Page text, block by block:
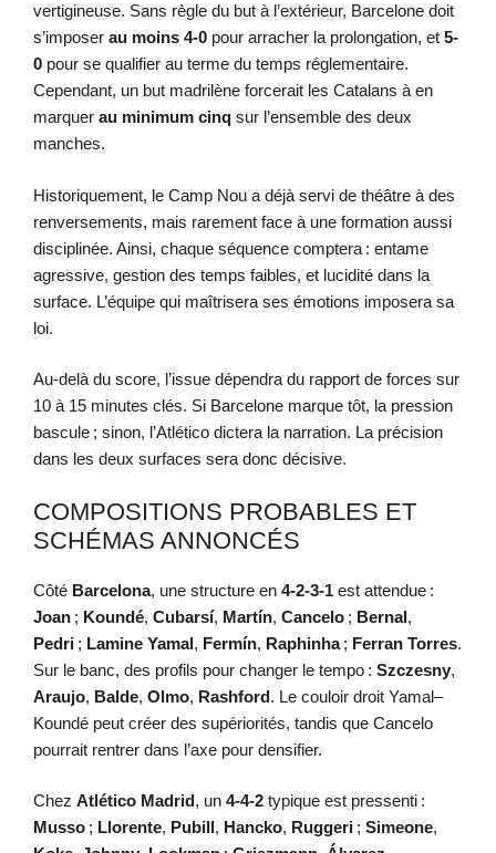
vertigineuse. Sans règle du but à l’extérieur, Barcelone doit
s’imposer au moins 4-0 pour arracher la prolongation, et 5-
0 pour se qualifier au terme du temps réglementaire.
Cependant, un but madrilène forcerait les Catalans à en
marquer au minimum cinq sur l’ensemble des deux
manches.
Historiquement, le Camp Nou a déjà servi de théâtre à des
renversements, mais rarement face à une formation aussi
disciplinée. Ainsi, chaque séquence comptera : entame
agressive, gestion des temps faibles, et lucidité dans la
surface. L’équipe qui maîtrisera ses émotions imposera sa
loi.
Au-delà du score, l’issue dépendra du rapport de forces sur
10 à 15 minutes clés. Si Barcelone marque tôt, la pression
bascule ; sinon, l’Atlético dictera la narration. La précision
dans les deux surfaces sera donc décisive.
COMPOSITIONS PROBABLES ET
SCHÉMAS ANNONCÉS
Côté Barcelona, une structure en 4-2-3-1 est attendue :
Joan ; Koundé, Cubarsí, Martín, Cancelo ; Bernal,
Pedri ; Lamine Yamal, Fermín, Raphinha; Ferran Torres.
Sur le banc, des profils pour changer le tempo : Szczesny,
Araujo, Balde, Olmo, Rashford. Le couloir droit Yamal–
Koundé peut créer des supériorités, tandis que Cancelo
pourrait rentrer dans l’axe pour densifier.
Chez Atlético Madrid, un 4-4-2 typique est pressenti :
Musso ; Llorente, Pubill, Hancko, Ruggeri ; Simeone,